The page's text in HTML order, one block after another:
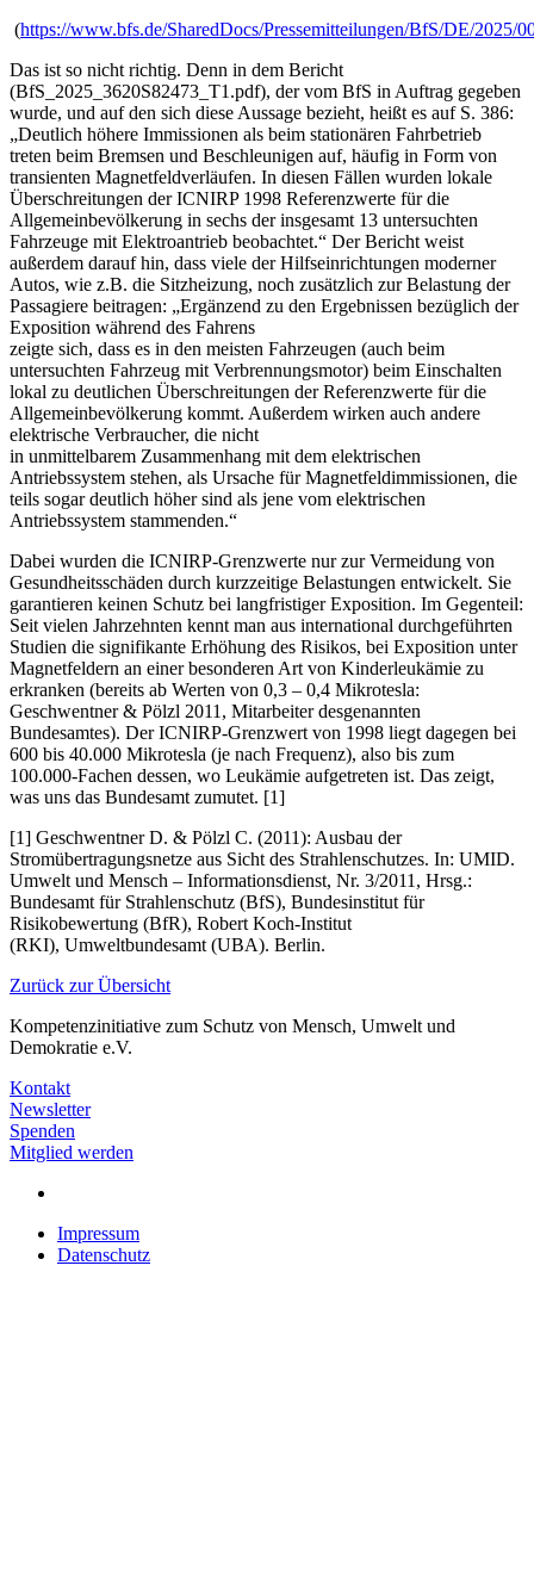
(https://www.bfs.de/SharedDocs/Pressemitteilungen/BfS/DE/2025/
Das ist so nicht richtig. Denn in dem Bericht
(BfS_2025_3620S82473_T1.pdf), der vom BfS in Auftrag gegeben
wurde, und auf den sich diese Aussage bezieht, heißt es auf S. 386:
„Deutlich höhere Immissionen als beim stationären Fahrbetrieb
treten beim Bremsen und Beschleunigen auf, häufig in Form von
transienten Magnetfeldverläufen. In diesen Fällen wurden lokale
Überschreitungen der ICNIRP 1998 Referenzwerte für die
Allgemeinbevölkerung in sechs der insgesamt 13 untersuchten
Fahrzeuge mit Elektroantrieb beobachtet.“ Der Bericht weist
außerdem darauf hin, dass viele der Hilfseinrichtungen moderner
Autos, wie z.B. die Sitzheizung, noch zusätzlich zur Belastung der
Passagiere beitragen: „Ergänzend zu den Ergebnissen bezüglich der
Exposition während des Fahrens
zeigte sich, dass es in den meisten Fahrzeugen (auch beim
untersuchten Fahrzeug mit Verbrennungsmotor) beim Einschalten
lokal zu deutlichen Überschreitungen der Referenzwerte für die
Allgemeinbevölkerung kommt. Außerdem wirken auch andere
elektrische Verbraucher, die nicht
in unmittelbarem Zusammenhang mit dem elektrischen
Antriebssystem stehen, als Ursache für Magnetfeldimmissionen, die
teils sogar deutlich höher sind als jene vom elektrischen
Antriebssystem stammenden.“
Dabei wurden die ICNIRP-Grenzwerte nur zur Vermeidung von
Gesundheitsschäden durch kurzzeitige Belastungen entwickelt. Sie
garantieren keinen Schutz bei langfristiger Exposition. Im Gegenteil:
Seit vielen Jahrzehnten kennt man aus international durchgeführten
Studien die signifikante Erhöhung des Risikos, bei Exposition unter
Magnetfeldern an einer besonderen Art von Kinderleukämie zu
erkranken (bereits ab Werten von 0,3 – 0,4 Mikrotesla:
Geschwentner & Pölzl 2011, Mitarbeiter desgenannten
Bundesamtes). Der ICNIRP-Grenzwert von 1998 liegt dagegen bei
600 bis 40.000 Mikrotesla (je nach Frequenz), also bis zum
100.000-Fachen dessen, wo Leukämie aufgetreten ist. Das zeigt,
was uns das Bundesamt zumutet. [1]
[1] Geschwentner D. & Pölzl C. (2011): Ausbau der
Stromübertragungsnetze aus Sicht des Strahlenschutzes. In: UMID.
Umwelt und Mensch – Informationsdienst, Nr. 3/2011, Hrsg.:
Bundesamt für Strahlenschutz (BfS), Bundesinstitut für
Risikobewertung (BfR), Robert Koch-Institut
(RKI), Umweltbundesamt (UBA). Berlin.
Zurück zur Übersicht
Kompetenzinitiative zum Schutz von Mensch, Umwelt und
Demokratie e.V.
Kontakt
Newsletter
Spenden
Mitglied werden
Impressum
Datenschutz